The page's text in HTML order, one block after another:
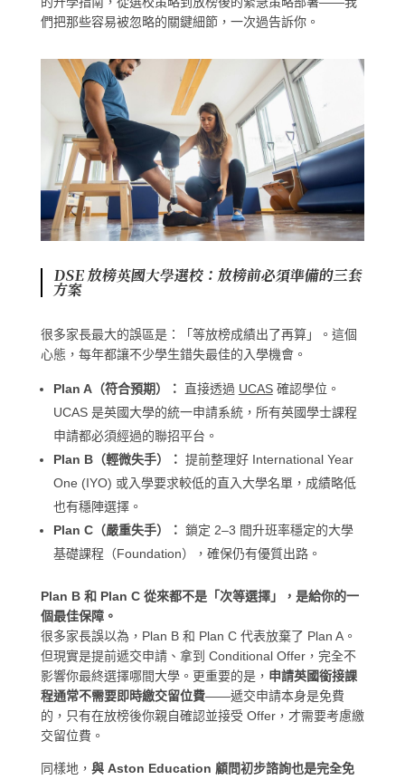
們把那些容易被忽略的關鍵細節，一次過告訴你。
DSE 放榜英國大學選校：放榜前必須準備的三套
方案
很多家長最大的誤區是：「等放榜成績出了再算」。這個
心態，每年都讓不少學生錯失最佳的入學機會。
Plan A（符合預期）： 直接透過 UCAS確認學位。
UCAS 是英國大學的統一申請系統，所有英國學士課程
申請都必須經過的聯招平台。
Plan B（輕微失手）： 提前整理好 International Year
One (IYO) 或入學要求較低的直入大學名單，成績略低
也有穩陣選擇。
Plan C（嚴重失手）： 鎖定 2–3 間升班率穩定的大學
基礎課程（Foundation），確保仍有優質出路。
Plan B 和 Plan C 從來都不是「次等選擇」，是給你的一
個最佳保障。
很多家長誤以為，Plan B 和 Plan C 代表放棄了 Plan A。
但現實是提前遞交申請、拿到 Conditional Offer，完全不
影響你最終選擇哪間大學。更重要的是， 申請英國銜接課
程通常不需要即時繳交留位費——遞交申請本身是免費
的，只有在放榜後你親自確認並接受 Offer，才需要考慮繳
交留位費。
同樣地， 與 Aston Education 顧問初步諮詢也是完全免